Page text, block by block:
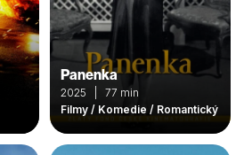
Panenka
2025 | 77 min
Filmy / Komedie / Romantický